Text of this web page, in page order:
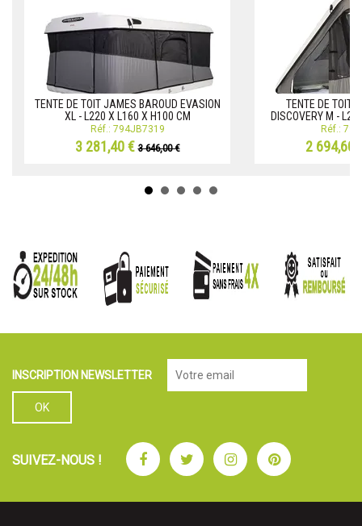
TENTE DE TOIT JAMES BAROUD EVASION
XL - L220 X L160 X H100 CM
Réf.: 794JB7319
3 281,40 €3 646,00 €
TENTE DE TOIT
DISCOVERY M -
Réf.:
2 694,60
INSCRIPTION NEWSLETTER
SUIVEZ-NOUS ! FacebookTwitterInstagramPinterest